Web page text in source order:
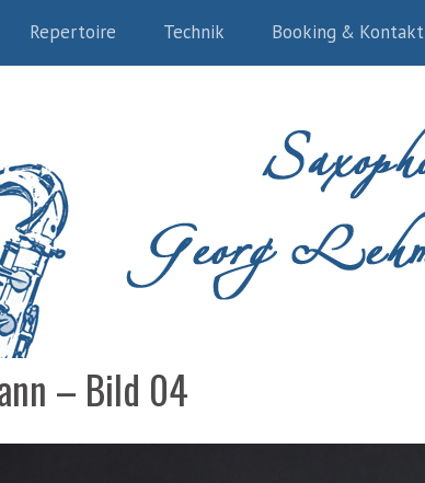
Repertoire Technik Booking & Kontakt
– Bild 04